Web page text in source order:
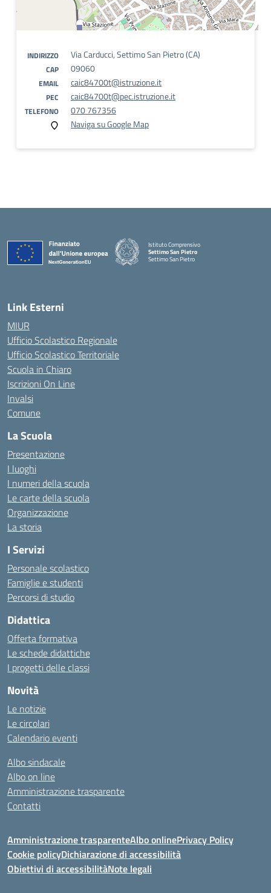
INDIRIZZO Via Carducci, Settimo San Pietro (CA)
CAP 09060
EMAIL caic84700t@istruzione.it
PEC caic84700t@pec.istruzione.it
TELEFONO
070 767356
Naviga su Google Map
Istituto Comprensivo
Settimo San Pietro
Settimo San Pietro
Link Esterni
MIUR
Ufficio Scolastico Regionale
Ufficio Scolastico Territoriale
Scuola in Chiaro
Iscrizioni On Line
Invalsi
Comune
La Scuola
Presentazione
I luoghi
I numeri della scuola
Le carte della scuola
Organizzazione
La storia
I Servizi
Personale scolastico
Famiglie e studenti
Percorsi di studio
Didattica
Offerta formativa
Le schede didattiche
I progetti delle classi
Novità
Le notizie
Le circolari
Calendario eventi
Albo sindacale
Albo on line
Amministrazione trasparente
Contatti
Amministrazione trasparenteAlbo onlinePrivacy Policy
Cookie policyDichiarazione di accessibilità
Obiettivi di accessibilitàNote legali